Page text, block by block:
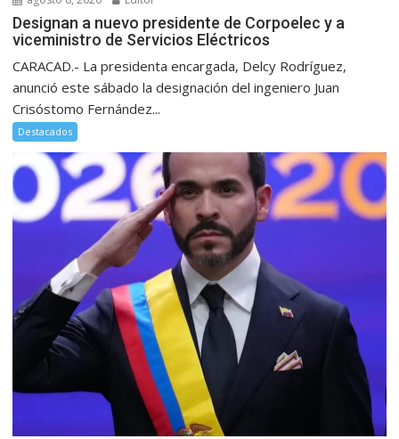
Designan a nuevo presidente de Corpoelec y a
viceministro de Servicios Eléctricos
CARACAD.- La presidenta encargada, Delcy Rodríguez,
anunció este sábado la designación del ingeniero Juan
Crisóstomo Fernández...
Destacados